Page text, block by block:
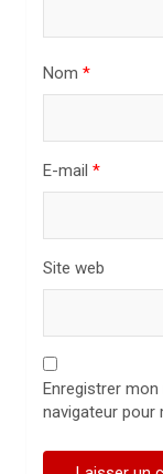
Nom *
E-mail *
Site web
Enregistrer
navigateur pour